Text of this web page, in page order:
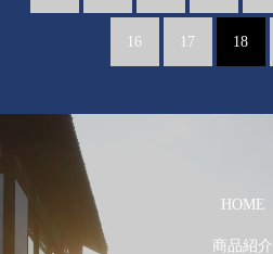
16 17 18
HOME
商品紹介